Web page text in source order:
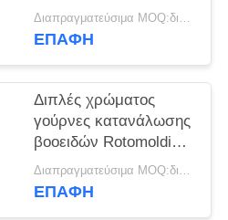
γουρνών
δευτεροβάθμια
Διαπραγματεύσιμα MOQ:διαπραγμάτευση
ΕΠΑΦΉ
Διπλές χρώματος
γούρνες κατανάλωσης
βοοειδών Rotomolding
πλαστικές γύρω από
την πλαστική
Διαπραγματεύσιμα MOQ:διαπραγμάτευση
ΕΠΑΦΉ